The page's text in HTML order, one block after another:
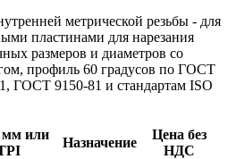
метрической резьбы - для
пластинами для нарезания
размеров и диаметров со
профиль 60 градусов по ГОСТ
ГОСТ 9150-81 и стандартам ISO
или
Назначение
Цена без
НДС